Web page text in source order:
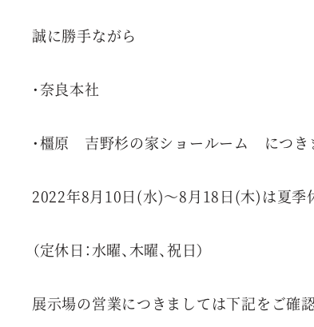
誠に勝手ながら
・奈良本社
・橿原 吉野杉の家ショールーム につき
2022年8月10日(水)～8月18日(木)は夏季
（定休日：水曜、木曜、祝日）
展示場の営業につきましては下記をご確認